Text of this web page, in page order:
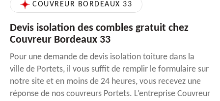
COUVREUR BORDEAUX 33
Devis isolation des combles gratuit chez
Couvreur Bordeaux 33
Pour une demande de devis isolation toiture dans la
ville de Portets, il vous suffit de remplir le formulaire sur
notre site et en moins de 24 heures, vous recevez une
réponse de nos couvreurs Portets. L’entreprise Couvreur